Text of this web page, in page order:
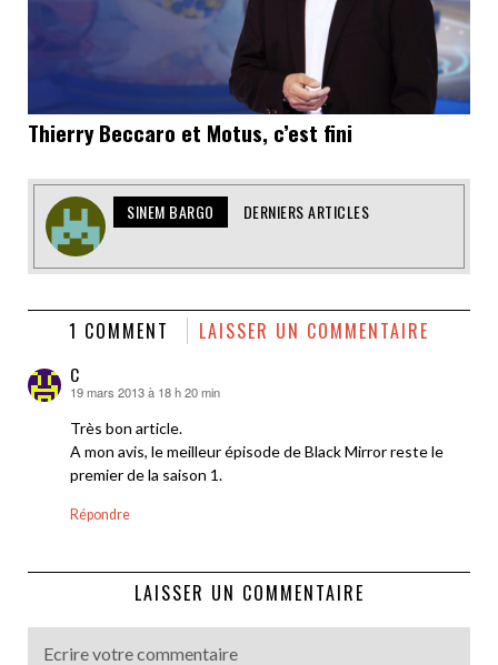
Thierry Beccaro et Motus, c’est fini
SINEM BARGO DERNIERS ARTICLES
1 COMMENT LAISSER UN COMMENTAIRE
C
dit :
19 mars 2013 à 18 h 20 min
Très bon article.
A mon avis, le meilleur épisode de Black Mirror reste le
premier de la saison 1.
Répondre
LAISSER UN COMMENTAIRE